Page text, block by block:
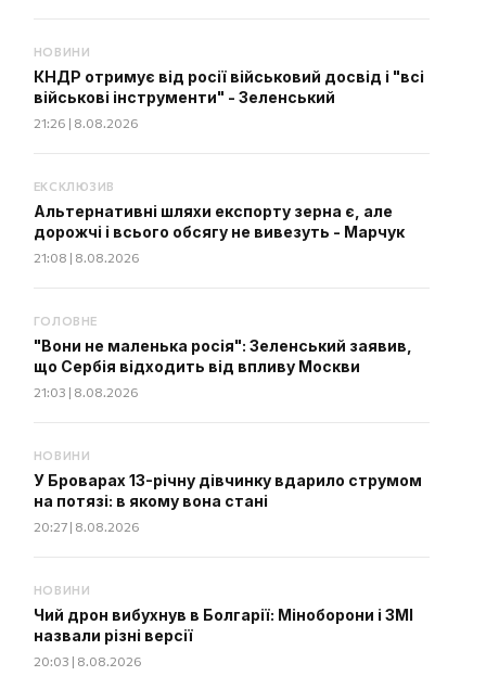
НОВИНИ
КНДР отримує від росії військовий досвід і "всі
військові інструменти" - Зеленський
21:26 | 8.08.2026
ЕКСКЛЮЗИВ
Альтернативні шляхи експорту зерна є, але
дорожчі і всього обсягу не вивезуть - Марчук
21:08 | 8.08.2026
ГОЛОВНЕ
"Вони не маленька росія": Зеленський заявив,
що Сербія відходить від впливу Москви
21:03 | 8.08.2026
НОВИНИ
У Броварах 13-річну дівчинку вдарило струмом
на потязі: в якому вона стані
20:27 | 8.08.2026
НОВИНИ
Чий дрон вибухнув в Болгарії: Міноборони і ЗМІ
назвали різні версії
20:03 | 8.08.2026